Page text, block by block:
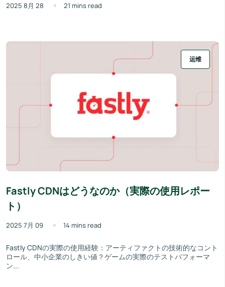
2025 8月 28 21 mins read
运维
Fastly CDNはどうなのか（実際の使用レポー
ト）
2025 7月 09 14 mins read
Fastly CDNの実際の使用経験：アーティファクトの技術的なコント
ロール、中小企業のしきい値？ゲームの実際のテストパフォーマ
ン...